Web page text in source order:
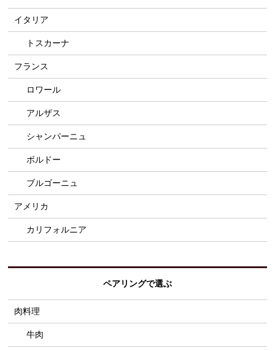
イタリア
トスカーナ
フランス
ロワール
アルザス
シャンパーニュ
ボルドー
ブルゴーニュ
アメリカ
カリフォルニア
ペアリングで選ぶ
肉料理
牛肉